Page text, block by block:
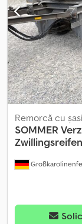
LIVRARE
COMERCIALE
PROGRAMARE!
Remorcă cu
SOMMER
Zwillingsreifen